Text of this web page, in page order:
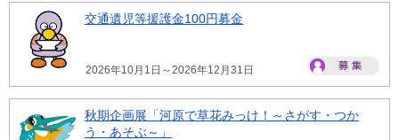
交通遺児等援護金100円募金
2026年10月1日～2026年12月31日
秋期企画展「河原で草花みっけ！～さがす・つか
う・あそぶ～」